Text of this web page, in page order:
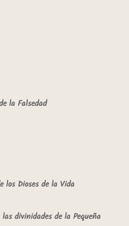
la Falsedad
los Dioses de la Vida
divinidades de la Pequeña